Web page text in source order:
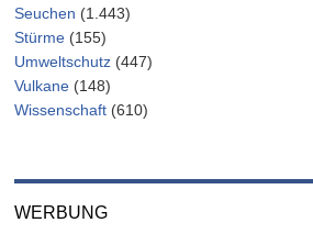
Seuchen (1.443)
Stürme (155)
Umweltschutz (447)
Vulkane (148)
Wissenschaft (610)
WERBUNG